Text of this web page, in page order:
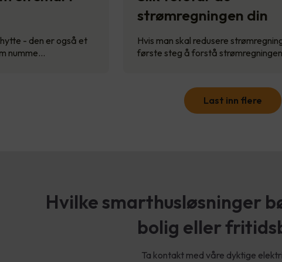
- den er også et
numme…
strømregningen din
Hvis man skal redusere
første steg å forstå
Last inn flere
Hvilke smarthusløsninger
bolig eller
Ta kontakt med våre dyktige